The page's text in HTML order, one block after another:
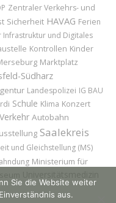
Zentraler Verkehrs- und
Sicherheit HAVAG Ferien
Infrastruktur und Digitales
Kontrollen Kinder
Marktplatz
Südharz
Landespolizei IG BAU
Schule Klima Konzert
Verkehr Autobahn
Saalekreis
und Gleichstellung (MS)
Ministerium für
Sie die Website weiter
aus.